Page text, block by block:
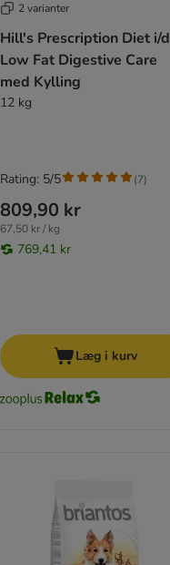
2 varianter
Hill's Prescription Diet i/d
Low Fat Digestive Care
med Kylling
12 kg
809,90 kr
67,50 kr / kg
769,41 kr
Rating: 5/5 (7)
Læg i kurv